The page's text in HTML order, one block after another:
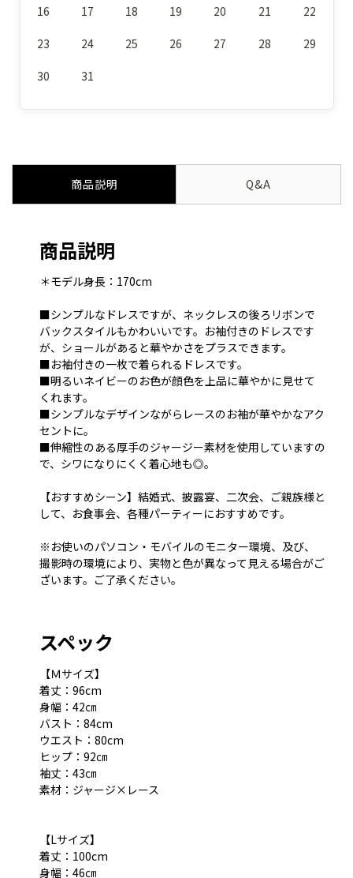
16 17 18 19 20 21 22
23 24 25 26 27 28 29
30 31
商品説明 Q&A
商品説明
＊モデル身長：170cm
■シンプルなドレスですが、ネックレスの後ろリボンで
バックスタイルもかわいいです。お袖付きのドレスです
が、ショールがあると華やかさをプラスできます。
■お袖付きの一枚で着られるドレスです。
■明るいネイビーのお色が顔色を上品に華やかに見せて
くれます。
■シンプルなデザインながらレースのお袖が華やかなアク
セントに。
■伸縮性のある厚手のジャージー素材を使用していますの
で、シワになりにくく着心地も◎。
【おすすめシーン】結婚式、披露宴、二次会、ご親族様と
して、お食事会、各種パーティーにおすすめです。
※お使いのパソコン・モバイルのモニター環境、及び、
撮影時の環境により、実物と色が異なって見える場合がご
ざいます。ご了承ください。
スペック
【Ｍサイズ】
着丈：96cm
身幅：42㎝
バスト：84cm
ウエスト：80cm
ヒップ：92㎝
袖丈：43㎝
素材：ジャージ×レース
【Lサイズ】
着丈：100cm
身幅：46㎝